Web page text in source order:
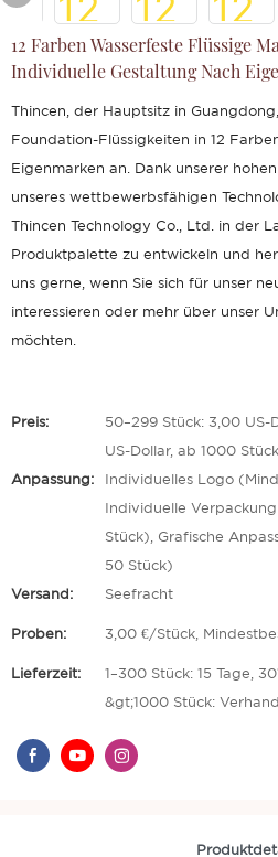
12 Farben Wasserfeste Flüssige
Individuelle Gestaltung Nach
Thincen, der Hauptsitz in
Foundation-Flüssigkeiten in 12
Eigenmarken an. Dank unserer
unseres wettbewerbsfähigen
Thincen Technology Co., Ltd. in der
Produktpalette zu entwickeln und
uns gerne, wenn Sie sich für unser
interessieren oder mehr über unser
möchten.
Preis: 50–299 Stück: 3,00 US-
US-Dollar, ab 1000
Anpassung: Individuelles Logo
Individuelle
Stück), Grafische
50 Stück)
Versand: Seefracht
Proben: 3,00 €/Stück,
Lieferzeit: 1–300 Stück: 15 Tage,
&gt;1000 Stück: